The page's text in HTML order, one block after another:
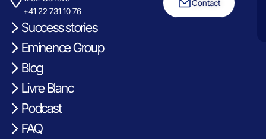
+41 22 731 10 76
Contact
Success stories
Eminence Group
Blog
Livre Blanc
Podcast
FAQ